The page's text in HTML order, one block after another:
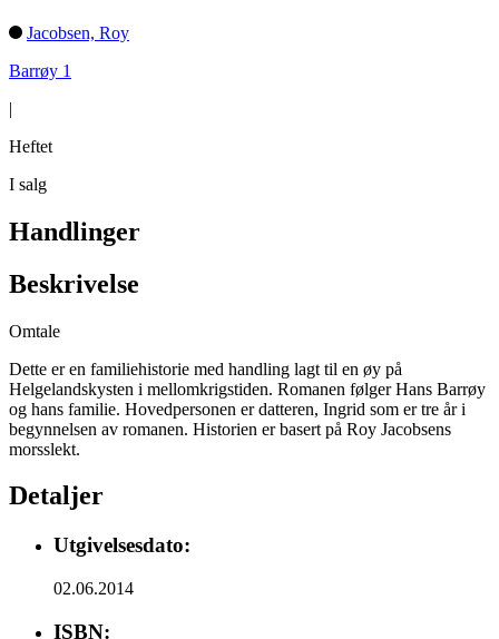
Jacobsen, Roy
Barrøy 1
|
Heftet
I salg
Handlinger
Beskrivelse
Omtale
Dette er en familiehistorie med handling lagt til en øy på
Helgelandskysten i mellomkrigstiden. Romanen følger Hans Barrøy
og hans familie. Hovedpersonen er datteren, Ingrid som er tre år i
begynnelsen av romanen. Historien er basert på Roy Jacobsens
morsslekt.
Detaljer
Utgivelsesdato:
02.06.2014
ISBN: